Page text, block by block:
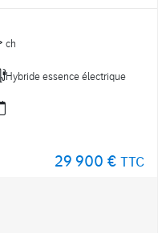
ch
Hybride essence électrique
29 900 € TTC